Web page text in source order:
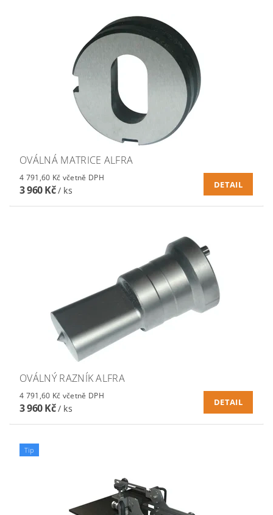
OVÁLNÁ MATRICE ALFRA
4 791,60 Kč včetně DPH
3 960 Kč/ ks
DETAIL
OVÁLNÝ RAZNÍK ALFRA
4 791,60 Kč včetně DPH
3 960 Kč/ ks
DETAIL
Tip